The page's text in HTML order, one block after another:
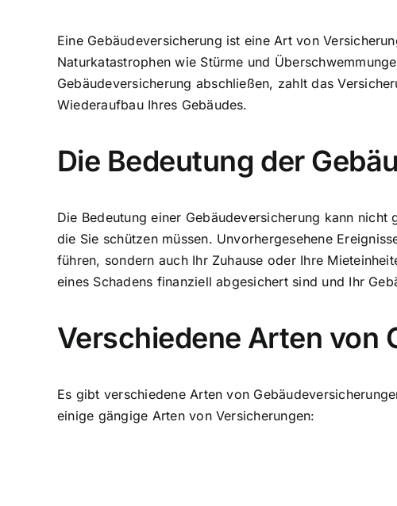
Eine Gebäudeversicherung ist eine Art von
Naturkatastrophen wie Stürme und
Gebäudeversicherung abschließen, zahlt das
Wiederaufbau Ihres Gebäudes.
Die Bedeutung der
Die Bedeutung einer Gebäudeversicherung kann
die Sie schützen müssen. Unvorhergesehene
führen, sondern auch Ihr Zuhause oder Ihre
eines Schadens finanziell abgesichert sind und Ihr
Verschiedene Arten von
Es gibt verschiedene Arten von
einige gängige Arten von Versicherungen: